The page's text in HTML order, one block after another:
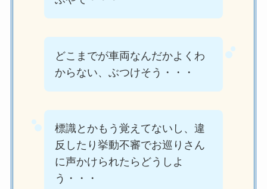
どこまでが車両なんだかよくわ
からない、ぶつけそう・・・
標識とかもう覚えてないし、違
反したり挙動不審でお巡りさん
に声かけられたらどうしよ
う・・・